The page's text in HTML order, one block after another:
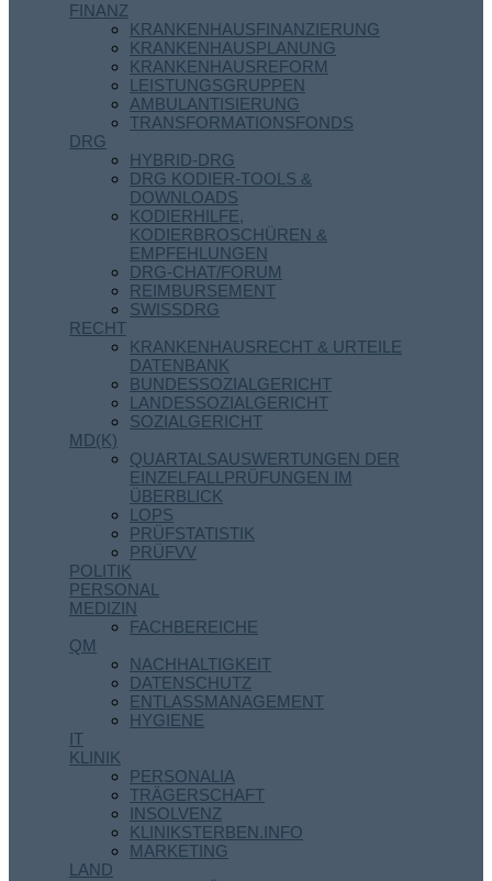
FINANZ
KRANKENHAUSFINANZIERUNG
KRANKENHAUSPLANUNG
KRANKENHAUSREFORM
LEISTUNGSGRUPPEN
AMBULANTISIERUNG
TRANSFORMATIONSFONDS
DRG
HYBRID-DRG
DRG KODIER-TOOLS &
DOWNLOADS
KODIERHILFE,
KODIERBROSCHÜREN &
EMPFEHLUNGEN
DRG-CHAT/FORUM
REIMBURSEMENT
SWISSDRG
RECHT
KRANKENHAUSRECHT & URTEILE
DATENBANK
BUNDESSOZIALGERICHT
LANDESSOZIALGERICHT
SOZIALGERICHT
MD(K)
QUARTALSAUSWERTUNGEN DER
EINZELFALLPRÜFUNGEN IM
ÜBERBLICK
LOPS
PRÜFSTATISTIK
PRÜFVV
POLITIK
PERSONAL
MEDIZIN
FACHBEREICHE
QM
NACHHALTIGKEIT
DATENSCHUTZ
ENTLASSMANAGEMENT
HYGIENE
IT
KLINIK
PERSONALIA
TRÄGERSCHAFT
INSOLVENZ
KLINIKSTERBEN.INFO
MARKETING
LAND